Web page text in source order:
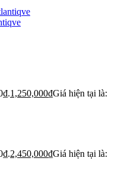
1,250,000₫Giá hiện tại là:
2,450,000₫Giá hiện tại là: